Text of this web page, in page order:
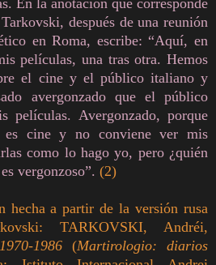
En la anotación que corresponde
después de una reunión
en Roma, escribe: “Aquí, en
películas, una tras otra. Hemos
el cine y el público italiano y
avergonzado que el público
Avergonzado, porque
cine y no conviene ver mis
como lo hago yo, pero ¿quién
vergonzoso”. (2)
hecha a partir de la versión rusa
TARKOVSKI, Andréi,
1986 (Martirologio: diarios